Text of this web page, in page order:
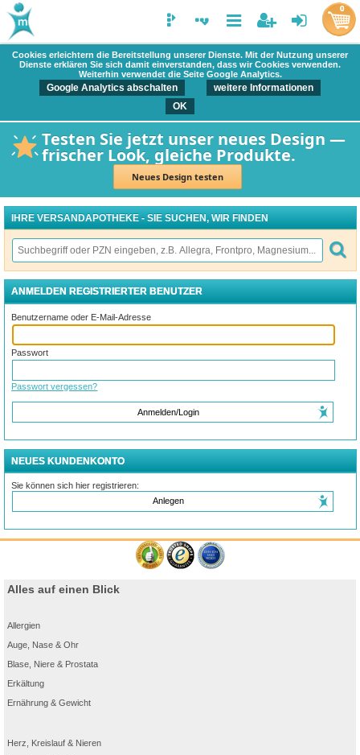
Cookies erleichtern die Bereitstellung unserer Dienste. Mit der Nutzung unserer
Dienste erklären Sie sich damit einverstanden, dass wir Cookies verwenden.
Weiterhin verwendet die Seite Google Analytics.
Google Analytics abschalten
weitere Informationen
OK
Testen Sie jetzt unser neues Design —
frischer Look, gleiche Produkte.
Neues Design testen
0
IHRE VERSANDAPOTHEKE - SIE SUCHEN, WIR FINDEN
ANMELDEN REGISTRIERTER BENUTZER
Benutzername oder E-Mail-Adresse
Passwort
Passwort vergessen?
Anmelden/Login
NEUES KUNDENKONTO
Sie können sich hier registrieren:
Anlegen
Alles auf einen Blick
Allergien
Auge, Nase & Ohr
Blase, Niere & Prostata
Erkältung
Ernährung & Gewicht
Herz, Kreislauf & Nieren